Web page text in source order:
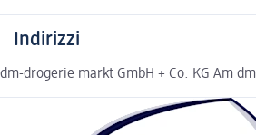
Indirizzi
dm-drogerie markt GmbH + Co. KG Am